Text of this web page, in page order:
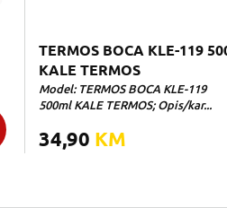
TERMOS BOCA KLE-119
KALE TERMOS
Model: TERMOS BOCA KLE-119
500ml KALE TERMOS; Opis/kar...
34,90 KM